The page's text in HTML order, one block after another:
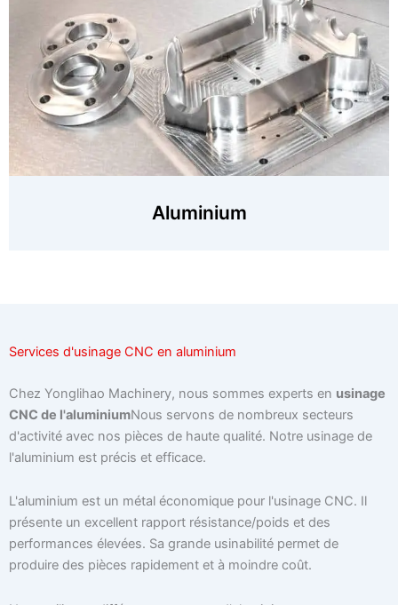
Aluminium
Services d'usinage CNC en aluminium
Chez Yonglihao Machinery, nous sommes experts en usinage
CNC de l'aluminiumNous servons de nombreux secteurs
d'activité avec nos pièces de haute qualité. Notre usinage de
l'aluminium est précis et efficace.
L'aluminium est un métal économique pour l'usinage CNC. Il
présente un excellent rapport résistance/poids et des
performances élevées. Sa grande usinabilité permet de
produire des pièces rapidement et à moindre coût.